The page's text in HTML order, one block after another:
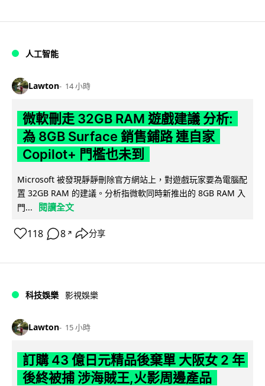
人工智能
Lawton 14 小時
微軟刪走 32GB RAM 遊戲建議 分析:
為 8GB Surface 銷售鋪路 連自家
Copilot+ 門檻也未到
Microsoft 被發現靜靜刪除官方網站上，對遊戲玩家要為電腦配
置 32GB RAM 的建議。分析指微軟同時新推出的 8GB RAM 入
門...
閱讀全文
118 8 ↗ 分享
科技娛樂 影視娛樂
Lawton 15 小時
訂購 43 億日元精品後棄單 大阪女 2 年
後終被捕 涉海賊王,火影周邊產品